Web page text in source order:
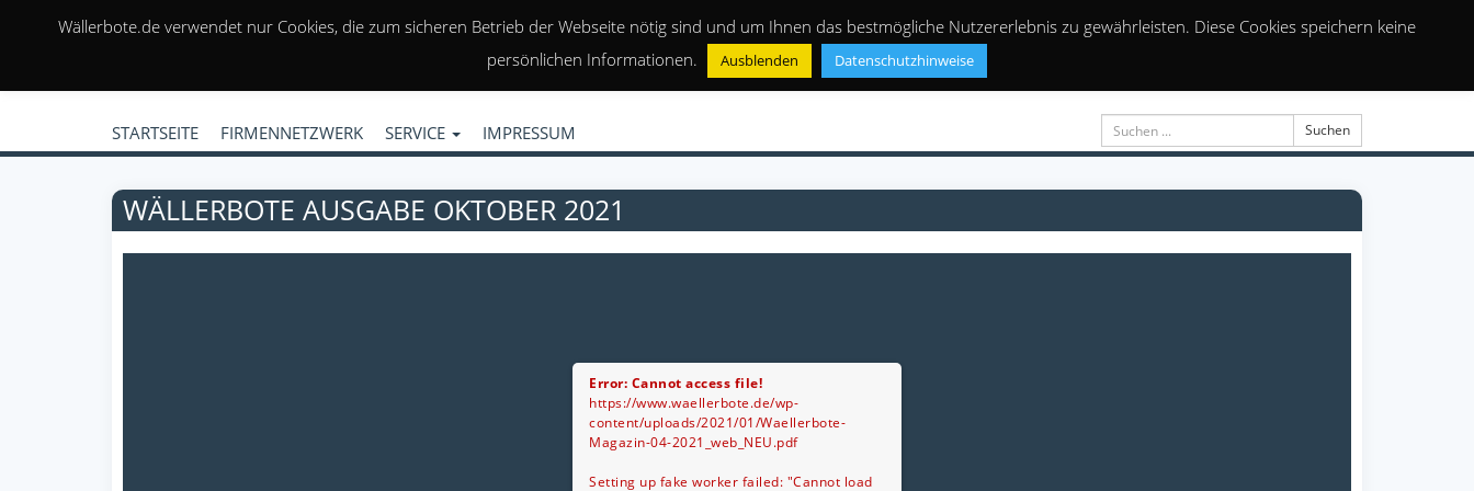
STARTSEITE FIRMENNETZWERK SERVICE IMPRESSUM Suchen
WÄLLERBOTE AUSGABE OKTOBER 2021
Error: Cannot access file!
https://www.waellerbote.de/wp-
content/uploads/2021/01/Waellerbote-
Magazin-04-2021_web_NEU.pdf
Setting up fake worker failed: "Cannot load
Wällerbote.de verwendet nur Cookies, die zum sicheren Betrieb der Webseite nötig sind und um Ihnen das bestmögliche Nutzererlebnis zu gewährleisten. Diese Cookies speichern keine
persönlichen Informationen.
Ausblenden Datenschutzhinweise